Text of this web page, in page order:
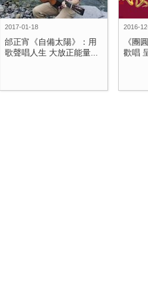
2017-01-18
邰正宵《自備太陽》：用
歌聲唱人生 大放正能量...
2016-
《團
歡唱